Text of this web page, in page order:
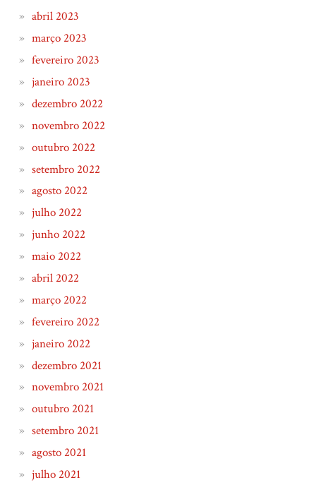
abril 2023
março 2023
fevereiro 2023
janeiro 2023
dezembro 2022
novembro 2022
outubro 2022
setembro 2022
agosto 2022
julho 2022
junho 2022
maio 2022
abril 2022
março 2022
fevereiro 2022
janeiro 2022
dezembro 2021
novembro 2021
outubro 2021
setembro 2021
agosto 2021
julho 2021